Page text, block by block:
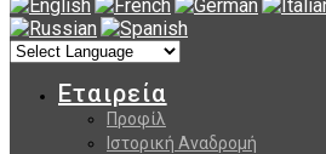
Εταιρεία
Προφίλ
Ιστορική Αναδρομή